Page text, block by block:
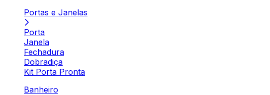
Portas e Janelas
Porta
Janela
Fechadura
Dobradiça
Kit Porta Pronta
Banheiro